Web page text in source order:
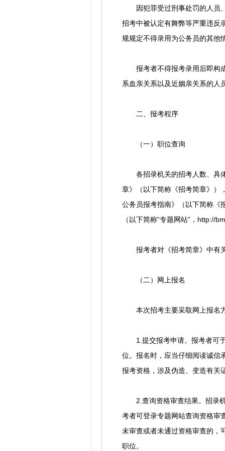
因犯罪受过刑事处罚的人员、
招考中被认定有舞弊等严重违反
规规定不得录用为公务员的其他
报考者不得报考录用后即构成
系血亲关系以及近姻亲关系的人
二、报考程序
（一）职位查询
各招录机关的招考人数、具体
章》（以下简称《招考简章》）
公务员报考指南》（以下简称《
（以下简称“专题网站”，http://
报考者对《招考简章》中有关
（二）网上报名
本次招考主要采取网上报名
1.提交报考申请。报考者可
位。报名时，应当仔细阅读诚信
报考资格，涉及伪造、变造有关
2.查询资格审查结果。招录机
考者可登录专题网站查询资格审
未审查或者未通过资格审查的，
职位。